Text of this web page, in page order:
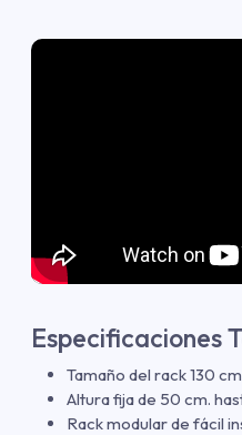
Especificaciones
Tamaño del rack 130
Altura fija de 50 cm.
Rack modular de fácil